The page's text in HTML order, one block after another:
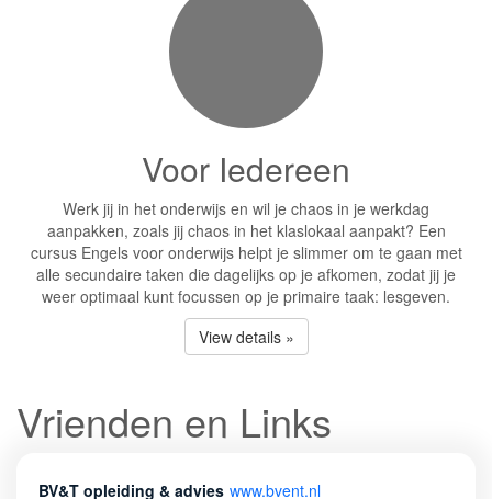
Voor Iedereen
Werk jij in het onderwijs en wil je chaos in je werkdag
aanpakken, zoals jij chaos in het klaslokaal aanpakt? Een
cursus Engels voor onderwijs helpt je slimmer om te gaan met
alle secundaire taken die dagelijks op je afkomen, zodat jij je
weer optimaal kunt focussen op je primaire taak: lesgeven.
View details »
Vrienden en Links
BV&T opleiding & advies www.bvent.nl